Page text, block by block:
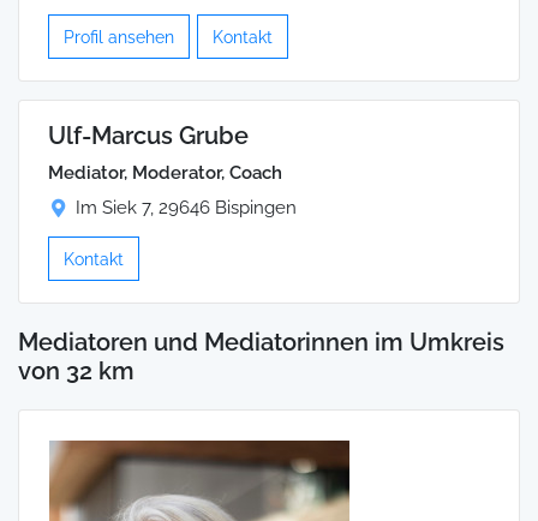
Profil ansehen Kontakt
Ulf-Marcus Grube
Mediator, Moderator, Coach
Im Siek 7, 29646 Bispingen
Kontakt
Mediatoren und Mediatorinnen im Umkreis
von 32 km